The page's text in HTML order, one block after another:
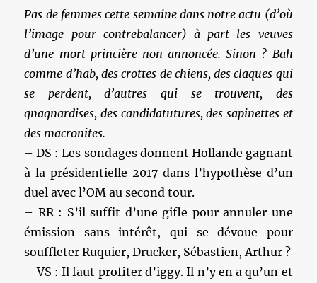
Pas de femmes cette semaine dans notre actu (d’où
l’image pour contrebalancer) à part les veuves
d’une mort princière non annoncée. Sinon ? Bah
comme d’hab, des crottes de chiens, des claques qui
se perdent, d’autres qui se trouvent, des
gnagnardises, des candidatutures, des sapinettes et
des macronites.
– DS : Les sondages donnent Hollande gagnant
à la présidentielle 2017 dans l’hypothèse d’un
duel avec l’OM au second tour.
– RR : S’il suffit d’une gifle pour annuler une
émission sans intérêt, qui se dévoue pour
souffleter Ruquier, Drucker, Sébastien, Arthur ?
– VS : Il faut profiter d’iggy. Il n’y en a qu’un et